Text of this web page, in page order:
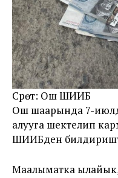
Сүрөт: Ош ШИИБ
Ош шаарында 7-
алууга шектелип
ШИИБден
Маалыматка